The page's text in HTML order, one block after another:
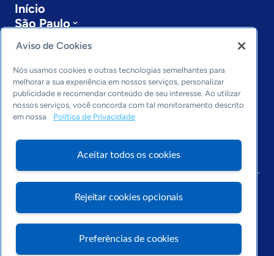
Início
São Paulo
Últimas notícias
Entre em contato
Editorias
Economia & Política
Inovação & Tecnologia
Arquivo
Aviso de Cookies
Nós usamos cookies e outras tecnologias semelhantes para
melhorar a sua experiência em nossos serviços, personalizar
publicidade e recomendar conteúdo de seu interesse. Ao utilizar
nossos serviços, você concorda com tal monitoramento descrito
em nossa
Política de Privacidade
Aceitar todos os cookies
Rejeitar cookies opcionais
Preferências de cookies